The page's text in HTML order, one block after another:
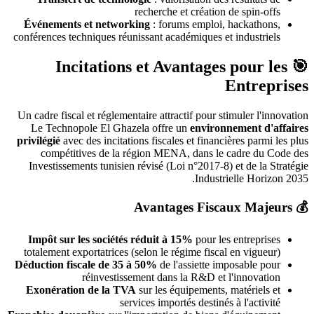
recherche et création de spin-offs
Événements et networking : forums emploi, hackathons,
conférences techniques réunissant académiques et industriels
🎯 Incitations et Avantages pour les
Entreprises
Un cadre fiscal et réglementaire attractif pour stimuler l'innovation
Le Technopole El Ghazela offre un environnement d'affaires
privilégié avec des incitations fiscales et financières parmi les plus
compétitives de la région MENA, dans le cadre du Code des
Investissements tunisien révisé (Loi n°2017-8) et de la Stratégie
Industrielle Horizon 2035.
💰 Avantages Fiscaux Majeurs
Impôt sur les sociétés réduit à 15% pour les entreprises
totalement exportatrices (selon le régime fiscal en vigueur)
Déduction fiscale de 35 à 50% de l'assiette imposable pour
réinvestissement dans la R&D et l'innovation
Exonération de la TVA sur les équipements, matériels et
services importés destinés à l'activité